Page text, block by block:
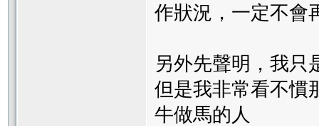
作狀況，一定不會
另外先聲明，我只
但是我非常看不慣
牛做馬的人